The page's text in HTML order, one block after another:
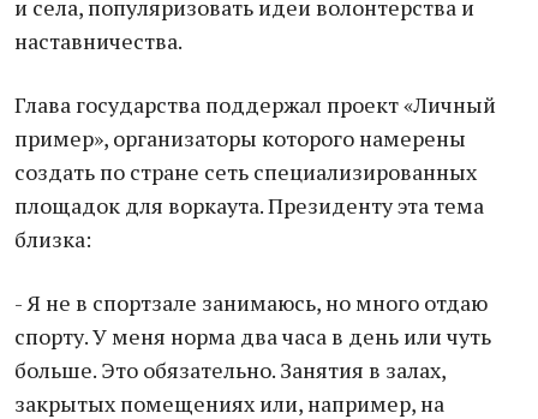
и села, популяризовать идеи волонтерства и
наставничества.
Глава государства поддержал проект «Личный
пример», организаторы которого намерены
создать по стране сеть специализированных
площадок для воркаута. Президенту эта тема
близка:
- Я не в спортзале занимаюсь, но много отдаю
спорту. У меня норма два часа в день или чуть
больше. Это обязательно. Занятия в залах,
закрытых помещениях или, например, на